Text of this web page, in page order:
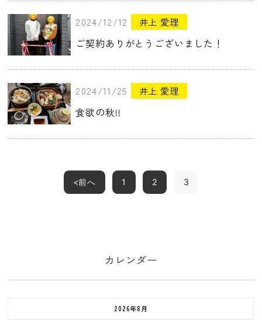
2024/12/12 井上 愛理
ご契約ありがとうございました！
2024/11/25 井上 愛理
食欲の秋!!
<前へ 1 2 3
カレンダー
2026年8月